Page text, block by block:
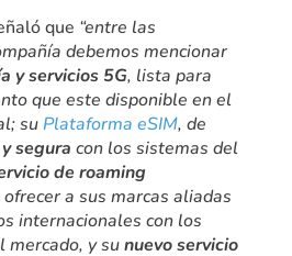
que “entre las
debemos mencionar
y servicios 5G, lista para
que este disponible en el
su Plataforma eSIM, de
segura con los sistemas del
de roaming
a sus marcas aliadas
internacionales con los
mercado, y sunuevo servicio